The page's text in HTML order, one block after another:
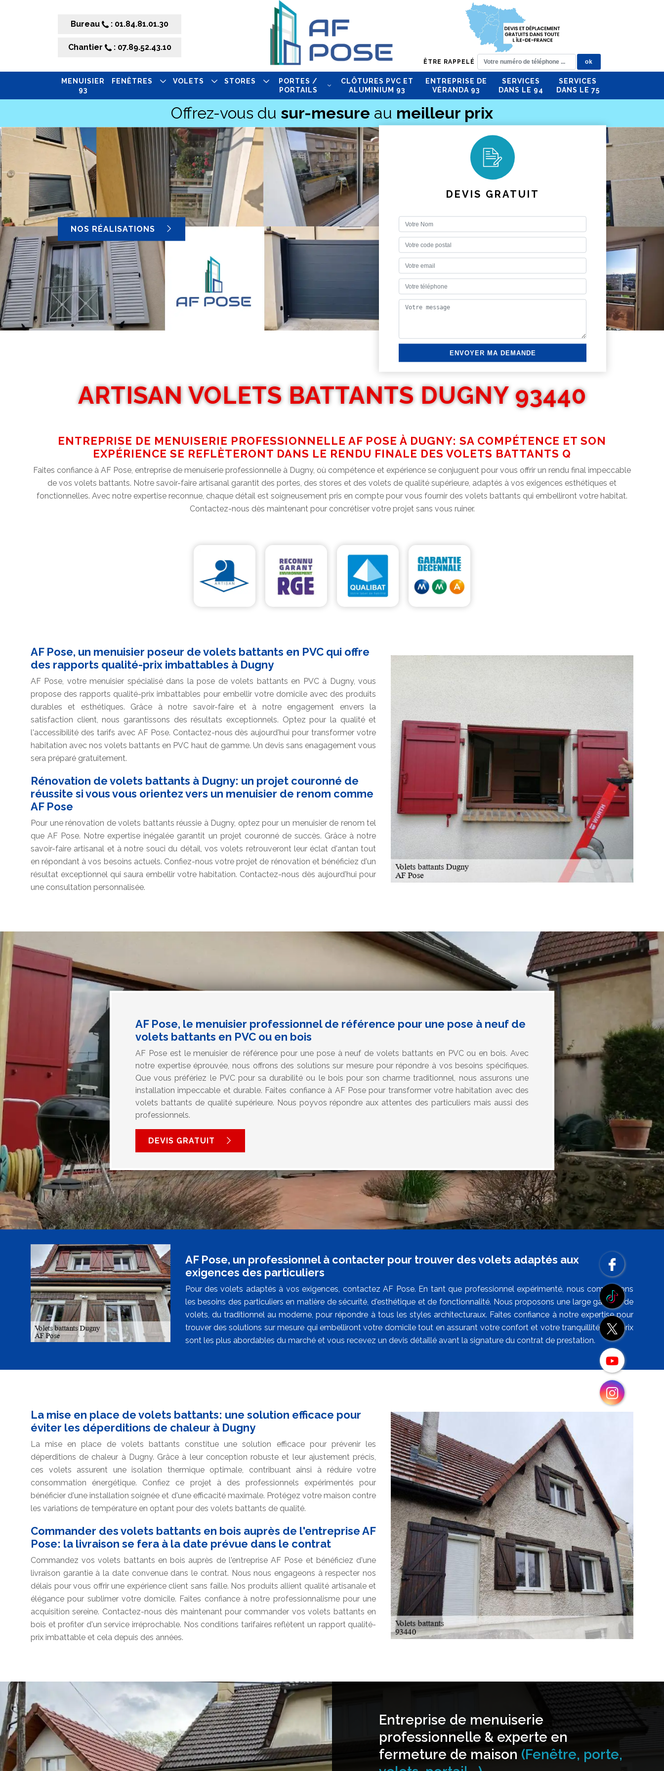
Bureau : 01.84.81.01.30
Chantier : 07.89.52.43.10
ÊTRE RAPPELÉ
MENUISIER
93
FENÊTRES VOLETS STORES
PORTES /
PORTAILS
CLÔTURES PVC ET
ALUMINIUM 93
ENTREPRISE DE
VÉRANDA 93
SERVICES
DANS LE 94
SERVICES
DANS LE 75
Offrez-vous du sur-mesure au meilleur prix
NOS RÉALISATIONS
DEVIS GRATUIT
ARTISAN VOLETS BATTANTS DUGNY 93440
ENTREPRISE DE MENUISERIE PROFESSIONNELLE AF POSE À DUGNY: SA COMPÉTENCE ET SON
EXPÉRIENCE SE REFLÈTERONT DANS LE RENDU FINALE DES VOLETS BATTANTS Q
Faites confiance à AF Pose, entreprise de menuiserie professionnelle à Dugny, où compétence et expérience se conjuguent pour vous offrir un rendu final impeccable
de vos volets battants. Notre savoir-faire artisanal garantit des portes, des stores et des volets de qualité supérieure, adaptés à vos exigences esthétiques et
fonctionnelles. Avec notre expertise reconnue, chaque détail est soigneusement pris en compte pour vous fournir des volets battants qui embelliront votre habitat.
Contactez-nous dès maintenant pour concrétiser votre projet sans vous ruiner.
AF Pose, un menuisier poseur de volets battants en PVC qui offre
des rapports qualité-prix imbattables à Dugny
AF Pose, votre menuisier spécialisé dans la pose de volets battants en PVC à Dugny, vous
propose des rapports qualité-prix imbattables pour embellir votre domicile avec des produits
durables et esthétiques. Grâce à notre savoir-faire et à notre engagement envers la
satisfaction client, nous garantissons des résultats exceptionnels. Optez pour la qualité et
l'accessibilité des tarifs avec AF Pose. Contactez-nous dès aujourd'hui pour transformer votre
habitation avec nos volets battants en PVC haut de gamme. Un devis sans enagagement vous
sera préparé gratuitement.
Rénovation de volets battants à Dugny: un projet couronné de
réussite si vous vous orientez vers un menuisier de renom comme
AF Pose
Pour une rénovation de volets battants réussie à Dugny, optez pour un menuisier de renom tel
que AF Pose. Notre expertise inégalée garantit un projet couronné de succès. Grâce à notre
savoir-faire artisanal et à notre souci du détail, vos volets retrouveront leur éclat d'antan tout
en répondant à vos besoins actuels. Confiez-nous votre projet de rénovation et bénéficiez d'un
résultat exceptionnel qui saura embellir votre habitation. Contactez-nous dès aujourd'hui pour
une consultation personnalisée.
AF Pose, le menuisier professionnel de référence pour une pose à neuf de
volets battants en PVC ou en bois
AF Pose est le menuisier de référence pour une pose à neuf de volets battants en PVC ou en bois. Avec
notre expertise éprouvée, nous offrons des solutions sur mesure pour répondre à vos besoins spécifiques.
Que vous préfériez le PVC pour sa durabilité ou le bois pour son charme traditionnel, nous assurons une
installation impeccable et durable. Faites confiance à AF Pose pour transformer votre habitation avec des
volets battants de qualité supérieure. Nous poyvos répondre aux attentes des particuliers mais aussi des
professionnels.
DEVIS GRATUIT
AF Pose, un professionnel à contacter pour trouver des volets adaptés aux
exigences des particuliers
Pour des volets adaptés à vos exigences, contactez AF Pose. En tant que professionnel expérimenté, nous comprenons
les besoins des particuliers en matière de sécurité, d'esthétique et de fonctionnalité. Nous proposons une large gamme de
volets, du traditionnel au moderne, pour répondre à tous les styles architecturaux. Faites confiance à notre expertise pour
trouver des solutions sur mesure qui embelliront votre domicile tout en assurant votre confort et votre tranquillité. Nos prix
sont les plus abordables du marché et vous recevez un devis détaillé avant la signature du contrat de prestation.
La mise en place de volets battants: une solution efficace pour
éviter les déperditions de chaleur à Dugny
La mise en place de volets battants constitue une solution efficace pour prévenir les
déperditions de chaleur à Dugny. Grâce à leur conception robuste et leur ajustement précis,
ces volets assurent une isolation thermique optimale, contribuant ainsi à réduire votre
consommation énergétique. Confiez ce projet à des professionnels expérimentés pour
bénéficier d'une installation soignée et d'une efficacité maximale. Protégez votre maison contre
les variations de température en optant pour des volets battants de qualité.
Commander des volets battants en bois auprès de l'entreprise AF
Pose: la livraison se fera à la date prévue dans le contrat
Commandez vos volets battants en bois auprès de l'entreprise AF Pose et bénéficiez d'une
livraison garantie à la date convenue dans le contrat. Nous nous engageons à respecter nos
délais pour vous offrir une expérience client sans faille. Nos produits allient qualité artisanale et
élégance pour sublimer votre domicile. Faites confiance à notre professionnalisme pour une
acquisition sereine. Contactez-nous dès maintenant pour commander vos volets battants en
bois et profiter d'un service irréprochable. Nos conditions tarifaires reflètent un rapport qualité-
prix imbattable et cela depuis des années.
Entreprise de menuiserie
professionnelle & experte en
fermeture de maison (Fenêtre, porte,